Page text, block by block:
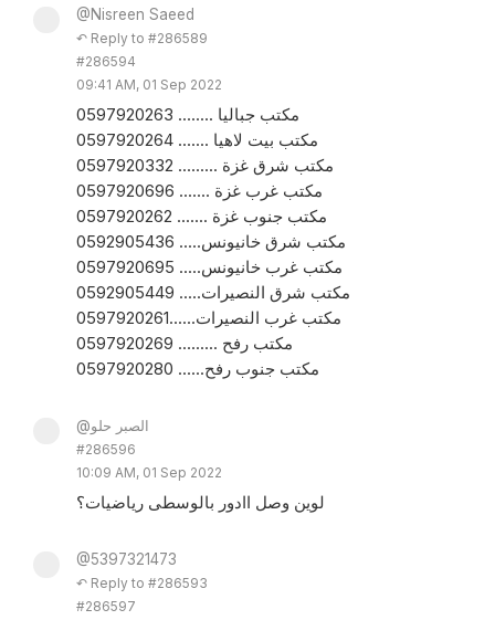
@Nisreen Saeed
↶ Reply to #286589
#286594
09:41 AM, 01 Sep 2022
مكتب جباليا ........ 0597920263
مكتب بيت لاهيا ....... 0597920264
مكتب شرق غزة ......... 0597920332
مكتب غرب غزة ....... 0597920696
مكتب جنوب غزة ....... 0597920262
مكتب شرق خانيونس..... 0592905436
مكتب غرب خانيونس..... 0597920695
مكتب شرق النصيرات..... 0592905449
مكتب غرب النصيرات......0597920261
مكتب رفح ......... 0597920269
مكتب جنوب رفح...... 0597920280
@الصبر حلو
#286596
10:09 AM, 01 Sep 2022
لوين وصل اادور بالوسطى رياضيات؟
@5397321473
↶ Reply to #286593
#286597